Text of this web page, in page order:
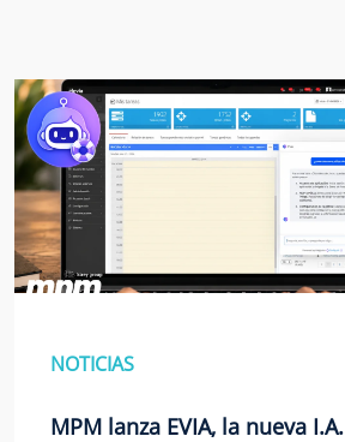
NOTICIAS
MPM lanza EVIA, la nueva I.A.